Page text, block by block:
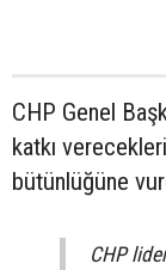
CHP Genel
katkı
bütünlüğüne
CHP